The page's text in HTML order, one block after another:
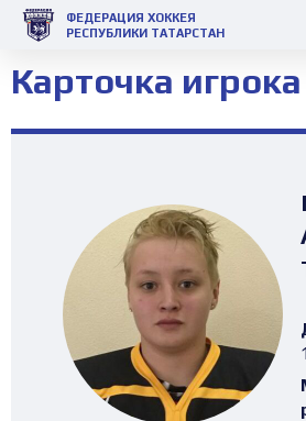
ФЕДЕРАЦИЯ ХОККЕЯ
РЕСПУБЛИКИ ТАТАРСТАН
Карточка